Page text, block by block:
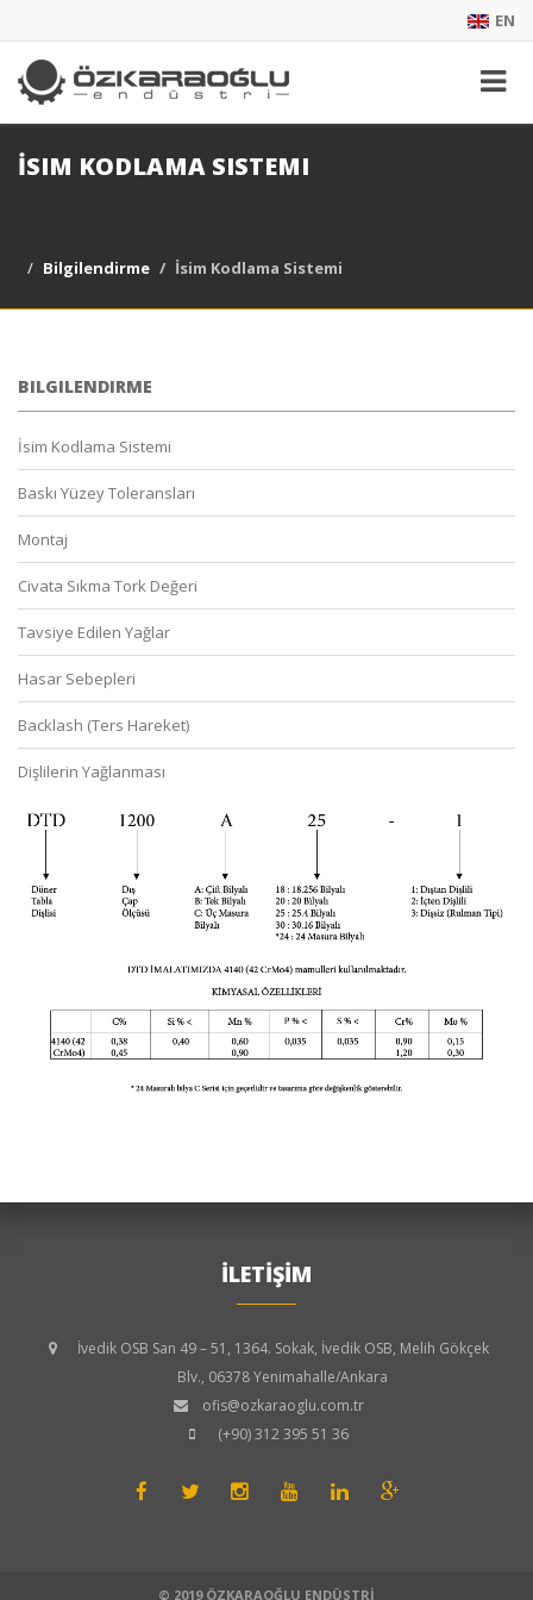
EN
İSIM KODLAMA SISTEMI
Bilgilendirme İsim Kodlama Sistemi
BILGILENDIRME
İsim Kodlama Sistemi
Baskı Yüzey Toleransları
Montaj
Civata Sıkma Tork Değeri
Tavsiye Edilen Yağlar
Hasar Sebepleri
Backlash (Ters Hareket)
Dişlilerin Yağlanması
İLETİŞİM
İvedik OSB San 49 – 51, 1364. Sokak, İvedik OSB, Melih Gökçek
Blv., 06378 Yenimahalle/Ankara
ofis@ozkaraoglu.com.tr
(+90) 312 395 51 36
© 2019 ÖZKARAOĞLU ENDÜSTRİ